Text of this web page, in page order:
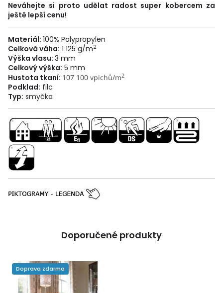
Neváhejte si proto udělat radost super kobercem za
ještě lepší cenu!
Materiál: 100% Polypropylen
Celková váha: 1 125 g/m2
Výška vlasu: 3 mm
Celkový výška: 5 mm
Hustota tkaní: 107 100 vpichů/m2
Podklad: filc
Typ: smyčka
Doporučené produkty
Doprava zdarma